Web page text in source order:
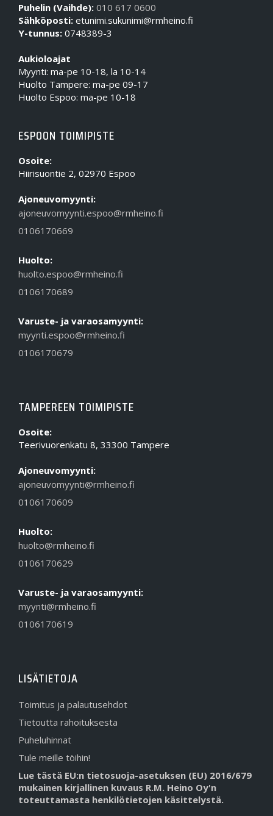
Puhelin (Vaihde): 010 617 0600
Sähköposti: etunimi.sukunimi@rmheino.fi
Y-tunnus: 0748389-3
Aukioloajat
Myynti: ma-pe 10-18, la 10-14
Huolto Tampere: ma-pe 09-17
Huolto Espoo: ma-pe 10-18
ESPOON TOIMIPISTE
Osoite:
Hiirisuontie 2, 02970 Espoo
Ajoneuvomyynti:
ajoneuvomyynti.espoo@rmheino.fi
0106170669
Huolto:
huolto.espoo@rmheino.fi
0106170689
Varuste- ja varaosamyynti:
myynti.espoo@rmheino.fi
0106170679
TAMPEREEN TOIMIPISTE
Osoite:
Teerivuorenkatu 8, 33300 Tampere
Ajoneuvomyynti:
ajoneuvomyynti@rmheino.fi
0106170609
Huolto:
huolto@rmheino.fi
0106170629
Varuste- ja varaosamyynti:
myynti@rmheino.fi
0106170619
LISÄTIETOJA
Toimitus ja palautusehdot
Tietoutta rahoituksesta
Puheluhinnat
Tule meille töihin!
Lue tästä EU:n tietosuoja-asetuksen (EU) 2016/679
mukainen kirjallinen kuvaus R.M. Heino Oy'n
toteuttamasta henkilötietojen käsittelystä.